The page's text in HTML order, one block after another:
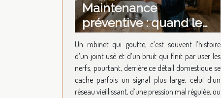
Maintenance
préventive : quand le
robinet qui goutte
révèle l’état du réseau
Un robinet qui goutte, c’est souvent l’histoire
d’un joint usé et d’un bruit qui finit par user les
nerfs, pourtant, derrière ce détail domestique se
cache parfois un signal plus large, celui d’un
réseau vieillissant, d’une pression mal régulée, ou